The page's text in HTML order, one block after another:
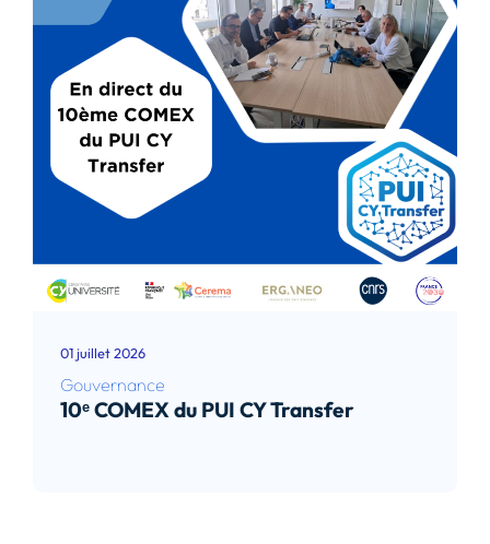
01 juillet 2026
Gouvernance
10ᵉ COMEX du PUI CY Transfer